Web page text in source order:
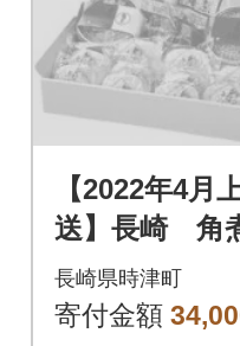
【2022年4月
送】長崎 角
(しっぽく)詰
長崎県時津町
寄付金額